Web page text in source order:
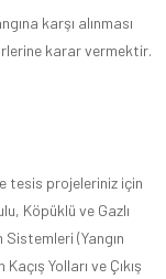
karşı alınması
karar vermektir.
tesis projeleriniz için
Köpüklü ve Gazlı
(Yangın
Yolları ve Çıkış